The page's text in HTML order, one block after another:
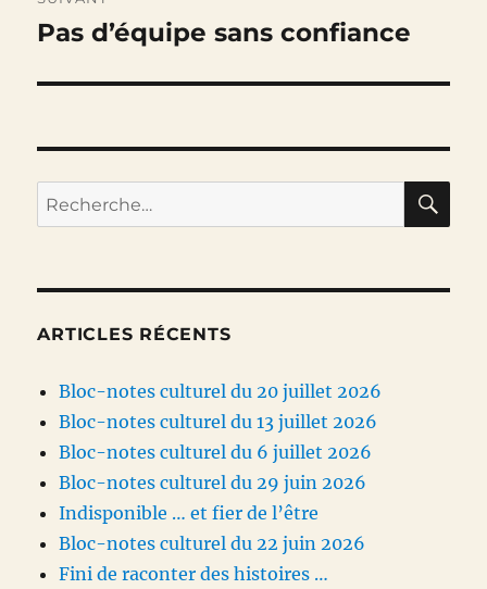
Publication
Pas d’équipe sans confiance
Recherche
pour :
ARTICLES RÉCENTS
Bloc-notes culturel du 20 juillet 2026
Bloc-notes culturel du 13 juillet 2026
Bloc-notes culturel du 6 juillet 2026
Bloc-notes culturel du 29 juin 2026
Indisponible … et fier de l’être
Bloc-notes culturel du 22 juin 2026
Fini de raconter des histoires …